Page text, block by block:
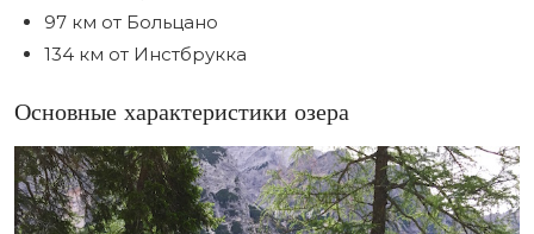
97 км от Больцано
134 км от Инстбрукка
Основные характеристики озера